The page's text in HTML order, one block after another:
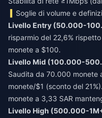
Soglie di volume e
Livello Entry (50.000-
risparmio del 22,6%
monete a $100.
Livello Mid (100.000-
Saudita da 70.000 monete
monete/$1 (sconto del
monete a 3,33 SAR
Livello High (500.000-